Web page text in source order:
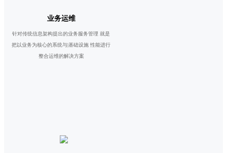
业务运维
针对传统信息架构提出的业务服务管理 就是
把以业务为核心的系统与|基础设施 性能进行
整合运维的解决方案